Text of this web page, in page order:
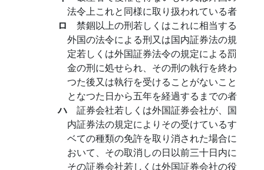
法令上これと同様に取り扱われている者
ロ 禁錮以上の刑若しくはこれに相当する
外国の法令による刑又は国内証券法の規
定若しくは外国証券法令の規定による罰
金の刑に処せられ、その刑の執行を終わ
つた後又は執行を受けることがないこと
となつた日から五年を経過するまでの者
ハ 証券会社若しくは外国証券会社が、国
内証券法の規定によりその受けているす
ベての種類の免許を取り消された場合に
おいて、その取消しの日以前三十日内に
その証券会社若しくは外国証券会社の役